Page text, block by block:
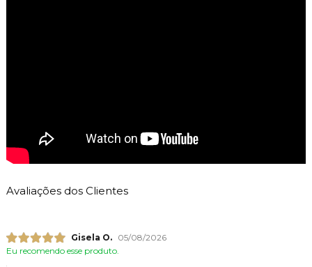
Avaliações dos Clientes
Gisela O.
05/08/2026
Eu recomendo esse produto.